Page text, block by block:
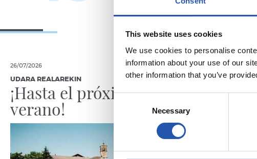
This website uses cookies
We use cookies to personalise
information about your use of our
other information that you’ve
Consent
Necessary
26/07/2026
UDARA REALAREKIN
¡Hasta el próximo
verano!
18/07/2026
UDARA REALAREKIN
La